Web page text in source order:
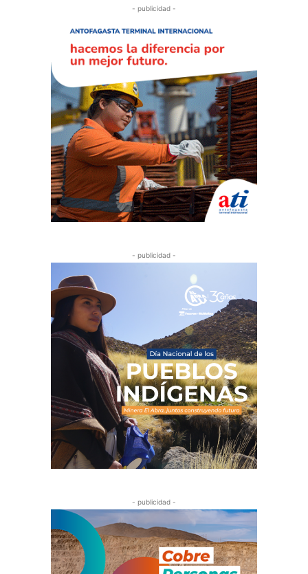
- publicidad -
- publicidad -
- publicidad -